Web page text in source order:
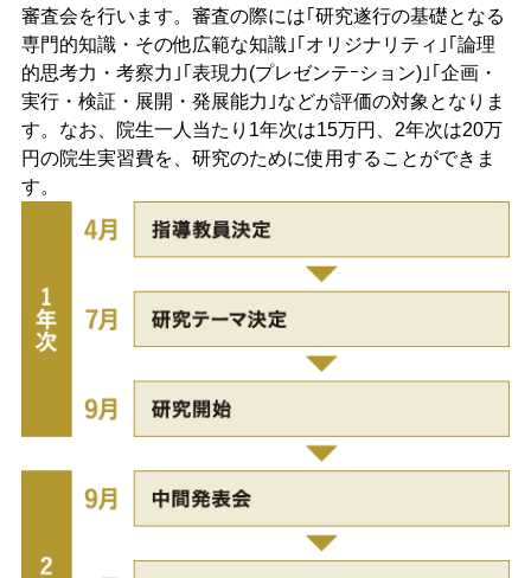
審査会を行います。​審査の際には｢研究遂行の基礎となる
専門的知識・その他広範な知識｣｢オリジナリティ｣｢論理
的思考力・考察力｣｢表現力(プレゼンテｰション)｣｢企画・
実行・検証・展開・発展能力｣などが評価の対象となりま
す。​なお、院生一人当たり1年次は15万円、2年次は20万
円の院生実習費を、研究のために使用することができま
す。​